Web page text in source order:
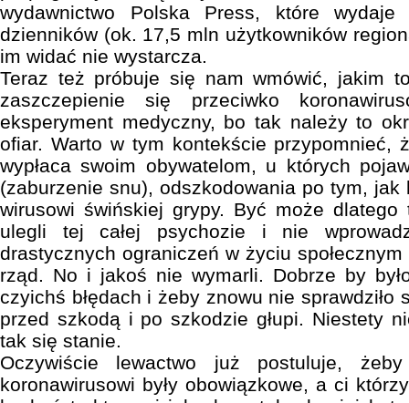
wydawnictwo Polska Press, które
dzienników (ok. 17,5 mln użytkowników
im widać nie wystarcza.
Teraz też próbuje się nam wmówić, jakim
zaszczepienie się przeciwko
eksperyment medyczny, bo tak należy to
ofiar. Warto w tym kontekście przypomnieć,
wypłaca swoim obywatelom, u których
(zaburzenie snu), odszkodowania po tym,
wirusowi świńskiej grypy. Być może
ulegli tej całej psychozie i nie
drastycznych ograniczeń w życiu
rząd. No i jakoś nie wymarli. Dobrze by
czyichś błędach i żeby znowu nie sprawdziło
przed szkodą i po szkodzie głupi. Niestety
tak się stanie.
Oczywiście lewactwo już postuluje,
koronawirusowi były obowiązkowe, a ci